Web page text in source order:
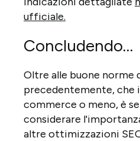
ufficiale.
Concludendo…
Oltre alle buone norme
precedentemente, che
commerce o meno, è
considerare
altre ottimizzazioni